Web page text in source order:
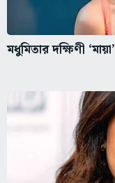
মধুমিতার দক্ষিণী ‘মায়া’